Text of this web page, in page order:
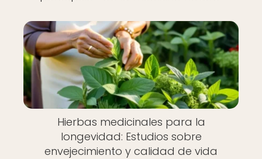
Hierbas medicinales para la
longevidad: Estudios sobre
envejecimiento y calidad de vida